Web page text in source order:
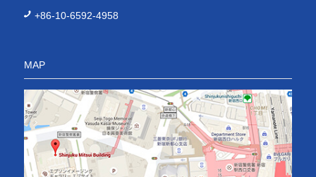
+86-10-6592-4958
MAP